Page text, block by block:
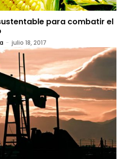
para combatir el
- julio 18, 2017